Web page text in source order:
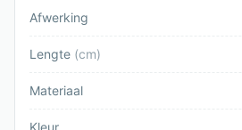
Afwerking
Lengte (cm)
Materiaal
Kleur